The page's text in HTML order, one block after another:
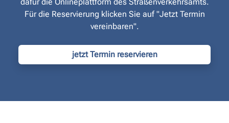
Für die Reservierung klicken Sie auf "Jetzt Termin
vereinbaren".
jetzt Termin reservieren